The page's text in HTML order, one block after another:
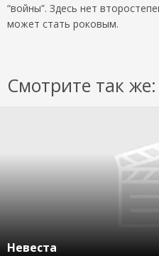
“войны”. Здесь нет
может стать роковым.
Смотрите так же:
Невеста